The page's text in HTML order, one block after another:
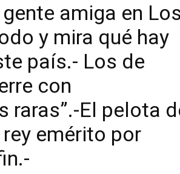
amiga en Los
y mira qué hay
país.- Los de
con
raras”.-El pelota
emérito por